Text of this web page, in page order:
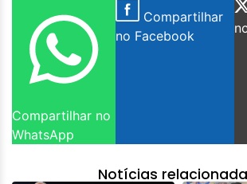
Compartilhar no
WhatsApp
Compartilhar
no Facebook
Notícias